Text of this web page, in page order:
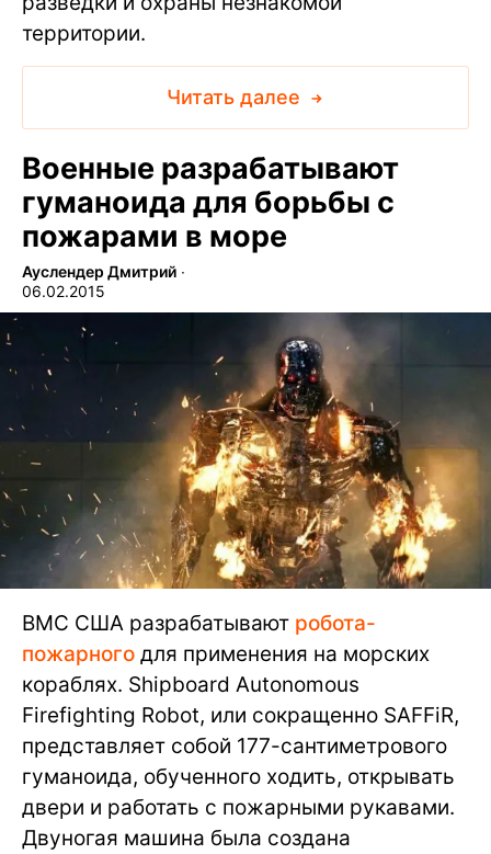
территории.
Читать далее
Военные разрабатывают
гуманоида для борьбы с
пожарами в море
Ауслендер Дмитрий ∙
06.02.2015
ВМС США разрабатывают робота-
пожарного для применения на морских
кораблях. Shipboard Autonomous
Firefighting Robot, или сокращенно SAFFiR,
представляет собой 177-сантиметрового
гуманоида, обученного ходить, открывать
двери и работать с пожарными рукавами.
Двуногая машина была создана